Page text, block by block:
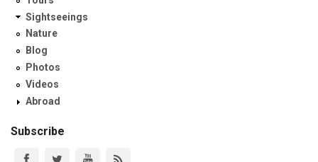
Sightseeings
Nature
Blog
Photos
Videos
Abroad
Subscribe